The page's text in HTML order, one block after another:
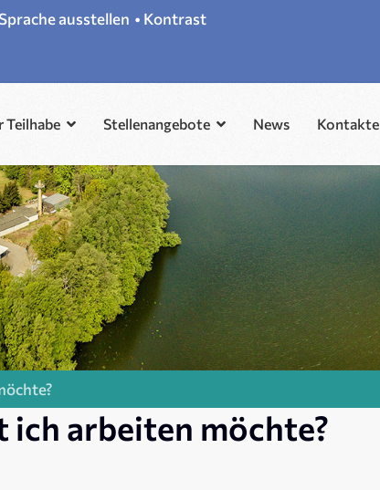
ausstellen • Kontrast
Teilhabe Stellenangebote News Kontakte
ich arbeiten möchte?